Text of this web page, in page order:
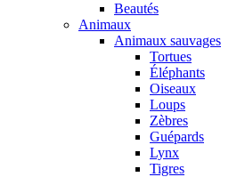
Beautés
Animaux
Animaux sauvages
Tortues
Éléphants
Oiseaux
Loups
Zèbres
Guépards
Lynx
Tigres